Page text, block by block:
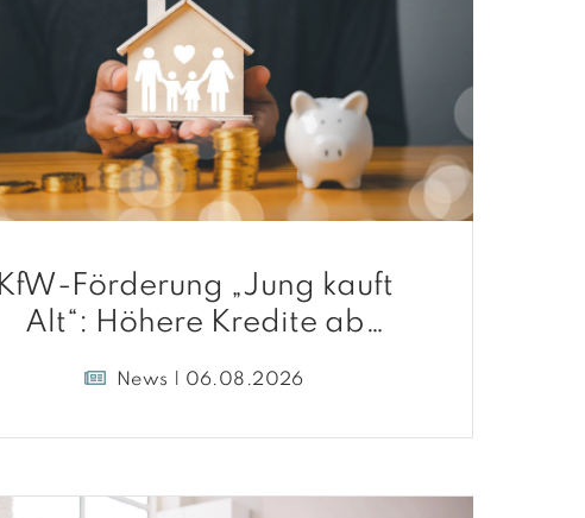
KfW-Förderung „Jung kauft
Alt“: Höhere Kredite ab
News | 06.08.2026